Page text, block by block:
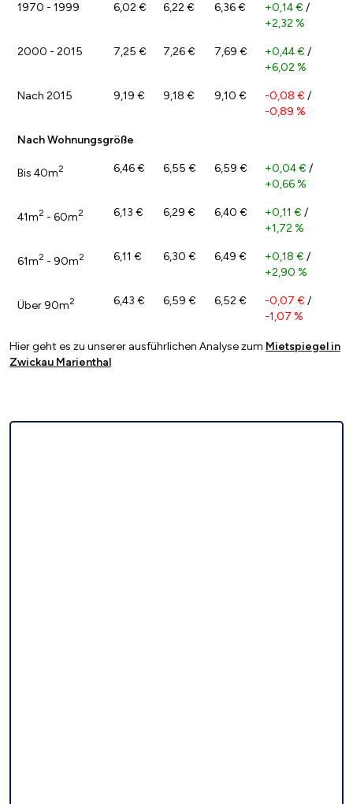
1970 - 1999 6,02 € 6,22 € 6,36 € +0,14 € /
+2,32 %
2000 - 2015 7,25 € 7,26 € 7,69 € +0,44 € /
+6,02 %
Nach 2015 9,19 € 9,18 € 9,10 € -0,08 € /
-0,89 %
Nach Wohnungsgröße
Bis 40m2 6,46 € 6,55 € 6,59 € +0,04 € /
+0,66 %
41m2 - 60m2 6,13 € 6,29 € 6,40 € +0,11 € /
+1,72 %
61m2 - 90m2 6,11 € 6,30 € 6,49 € +0,18 € /
+2,90 %
Über 90m2 6,43 € 6,59 € 6,52 € -0,07 € /
-1,07 %
Hier geht es zu unserer ausführlichen Analyse zum Mietspiegel in
Zwickau Marienthal